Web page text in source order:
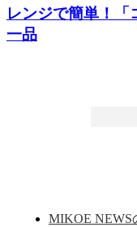
レンジで簡単！「
一品
MIKOE NEWS